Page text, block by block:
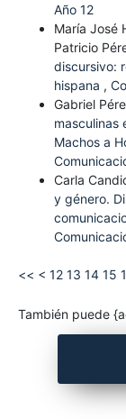
Año 12
María José
Patricio
discursivo:
hispana ,
Gabriel
masculinas
Machos a
Carla
y género.
<< < 12 13 14 15
También puede